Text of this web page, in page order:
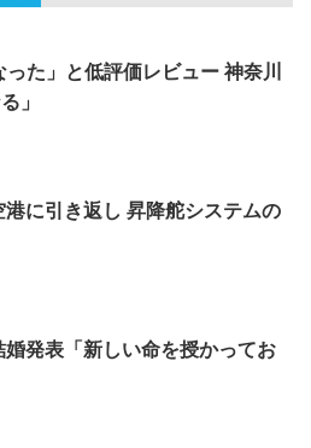
た」と低評価レビュー 神奈川
」
に引き返し 昇降舵システムの
発表「新しい命を授かってお